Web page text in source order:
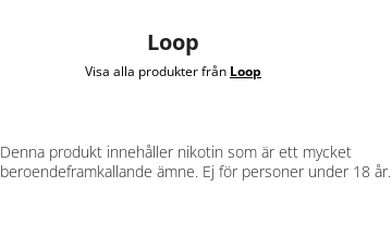
Loop
Visa alla produkter från Loop
Denna produkt innehåller nikotin som är ett mycket
beroendeframkallande ämne. Ej för personer under 18 år.